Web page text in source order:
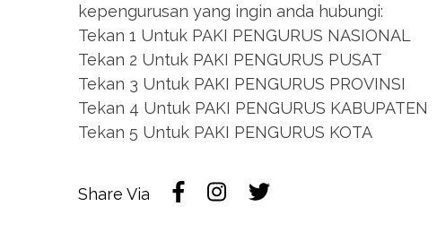
kepengurusan yang ingin anda hubungi:
Tekan 1 Untuk PAKI PENGURUS NASIONAL
Tekan 2 Untuk PAKI PENGURUS PUSAT
Tekan 3 Untuk PAKI PENGURUS PROVINSI
Tekan 4 Untuk PAKI PENGURUS KABUPATEN
Tekan 5 Untuk PAKI PENGURUS KOTA
Share Via